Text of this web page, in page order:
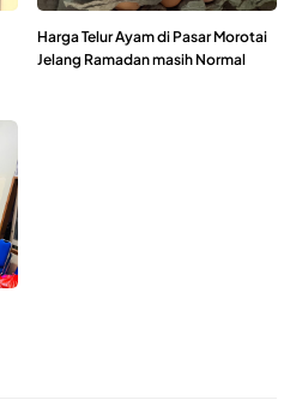
Harga Telur Ayam di Pasar Morotai
Jelang Ramadan masih Normal